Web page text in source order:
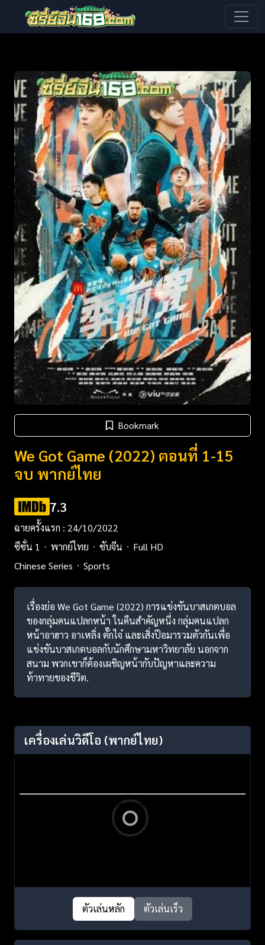
Bookmark
We Got Game (2022) ตอนที่ 1-15
จบ พากย์ไทย
7.3
ฉายครั้งแรก : 24/10/2022
ซีซั่น 1
พากย์ไทย ซับจีน
Full HD
Chinese Series
Sports
เรื่องย่อ We Got Game (2022) การแข่งขันบาสเกตบอล
ของกลุ่มคนแปลกหน้า ในคืนสำคัญหนึ่ง กลุ่มคนแปลก
หน้าอาฮาว อาเหลิ่ง ตั๊กไจ๋ และเสิ่งป๊อมารวมตัวกันเพื่อ
แข่งขันบาสเกตบอลกับนักศึกษามหาวิทยาลัย นอกจาก
สนาม พวกเขาก็ต้องเผชิญหน้ากับปัญหาและความ
ท้าทายของชีวิต.
เครื่องเล่นวิดีโอ (พากย์ไทย)
ตัวเล่นหลัก ตัวเล่นเร็ว